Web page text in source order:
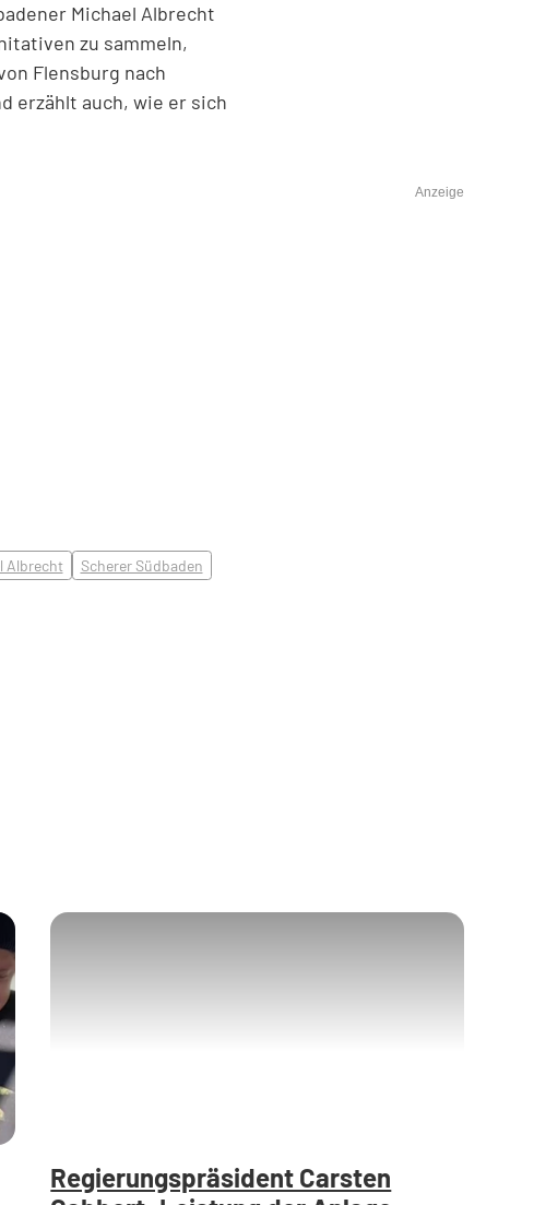
Michael Albrecht
zu sammeln,
Flensburg nach
erzählt auch, wie er sich
Anzeige
Albrecht
Scherer Südbaden
Regierungspräsident Carsten